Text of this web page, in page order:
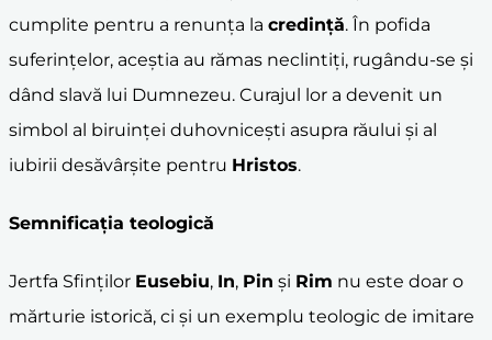
cumplite pentru a renunța la credință. În pofida
suferințelor, aceștia au rămas neclintiți, rugându-se și
dând slavă lui Dumnezeu. Curajul lor a devenit un
simbol al biruinței duhovnicești asupra răului și al
iubirii desăvârșite pentru Hristos.
Semnificația teologică
Jertfa Sfinților Eusebiu, In, Pin și Rim nu este doar o
mărturie istorică, ci și un exemplu teologic de imitare